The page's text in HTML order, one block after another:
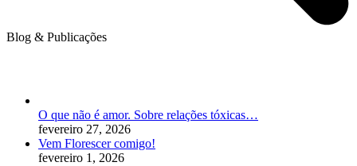
Blog & Publicações
O que não é amor. Sobre relações tóxicas…
fevereiro 27, 2026
Vem Florescer comigo!
fevereiro 1, 2026